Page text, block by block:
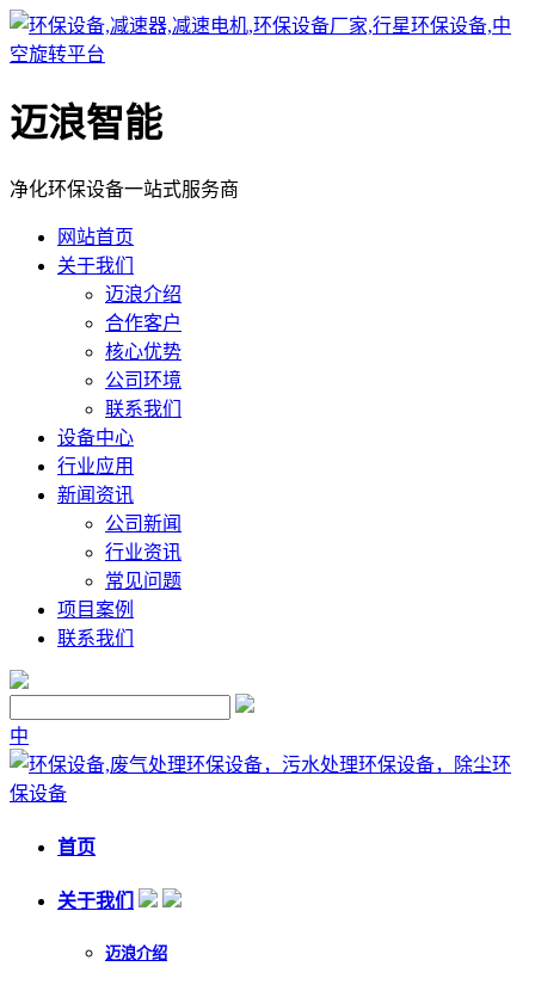
迈浪智能
净化环保设备一站式服务商
网站首页
关于我们
迈浪介绍
合作客户
核心优势
公司环境
联系我们
设备中心
行业应用
新闻资讯
公司新闻
行业资讯
常见问题
项目案例
联系我们
中
首页
关于我们
迈浪介绍